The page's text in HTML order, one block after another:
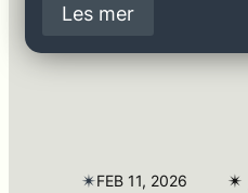
Les mer
✴︎FEB 11, 2026 ✴︎